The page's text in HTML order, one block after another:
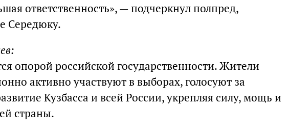
ответственность», — подчеркнул полпред,
Середюку.
опорой российской государственности. Жители
активно участвуют в выборах, голосуют за
Кузбасса и всей России, укрепляя силу, мощь и
страны.